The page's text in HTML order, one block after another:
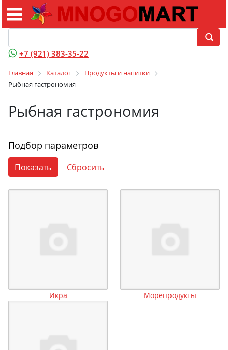
+7 (921) 383-35-22
Главная Каталог
Продукты и напитки
Рыбная гастрономия
Рыбная гастрономия
Подбор параметров
Икра Морепродукты